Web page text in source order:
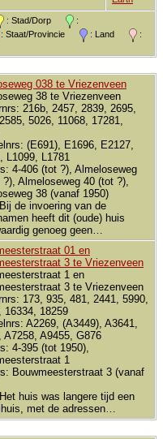
: Stad/Dorp
:
: Staat/Provincie : Land
:
038 te Vriezenveen
38 te Vriezenveen
216b, 2457, 2839, 2695,
5026, 11068, 17281,
(E691), E1696, E2127,
L1099, L1781
4-406 (tot ?), Almeloseweg
Almeloseweg 40 (tot ?),
38 (vanaf 1950)
de invoering van de
heeft dit (oude) huis
genoeg geen…
01 en
3 te Vriezenveen
1 en
3 te Vriezenveen
173, 935, 481, 2441, 5990,
16334, 18259
A2269, (A3449), A3641,
A7258, A9455, G876
4-395 (tot 1950),
1
Bouwmeesterstraat 3 (vanaf
huis was langere tijd een
met de adressen…